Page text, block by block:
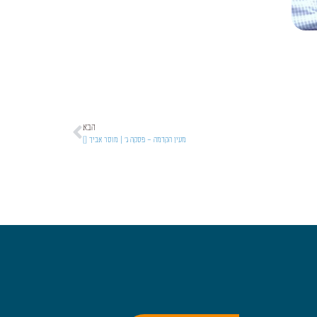
הבא
מעין הקדמה – פסקה ג' | מוסר אביך []